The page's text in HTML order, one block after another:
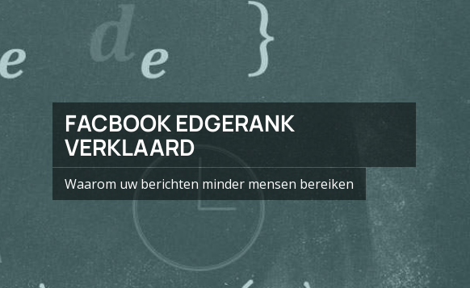
FACBOOK EDGERANK
VERKLAARD
Waarom uw berichten minder mensen bereiken